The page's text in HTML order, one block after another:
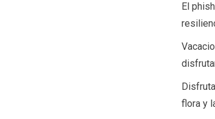
El
flora y